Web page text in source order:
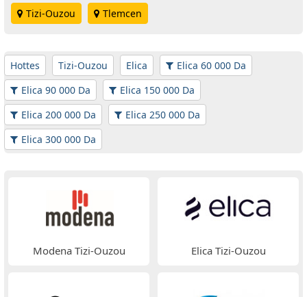
Tizi-Ouzou Tlemcen
Hottes Tizi-Ouzou Elica
Elica 60 000 Da
Elica 90 000 Da
Elica 150 000 Da
Elica 200 000 Da
Elica 250 000 Da
Elica 300 000 Da
Modena Tizi-Ouzou Elica Tizi-Ouzou